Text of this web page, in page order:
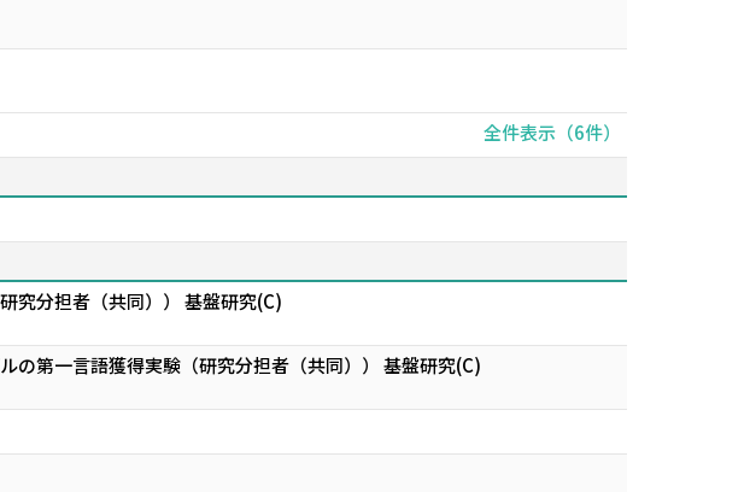
全件表示（6件）
究分担者（共同）） 基盤研究(C)
の第一言語獲得実験（研究分担者（共同）） 基盤研究(C)